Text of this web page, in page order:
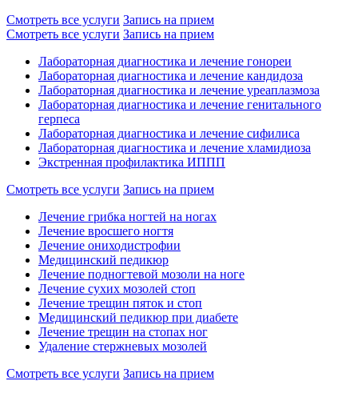
Смотреть все услуги Запись на прием
Смотреть все услуги Запись на прием
Лабораторная диагностика и лечение гонореи
Лабораторная диагностика и лечение кандидоза
Лабораторная диагностика и лечение уреаплазмоза
Лабораторная диагностика и лечение генитального
герпеса
Лабораторная диагностика и лечение сифилиса
Лабораторная диагностика и лечение хламидиоза
Экстренная профилактика ИППП
Смотреть все услуги Запись на прием
Лечение грибка ногтей на ногах
Лечение вросшего ногтя
Лечение ониходистрофии
Медицинский педикюр
Лечение подногтевой мозоли на ноге
Лечение сухих мозолей стоп
Лечение трещин пяток и стоп
Медицинский педикюр при диабете
Лечение трещин на стопах ног
Удаление стержневых мозолей
Смотреть все услуги Запись на прием